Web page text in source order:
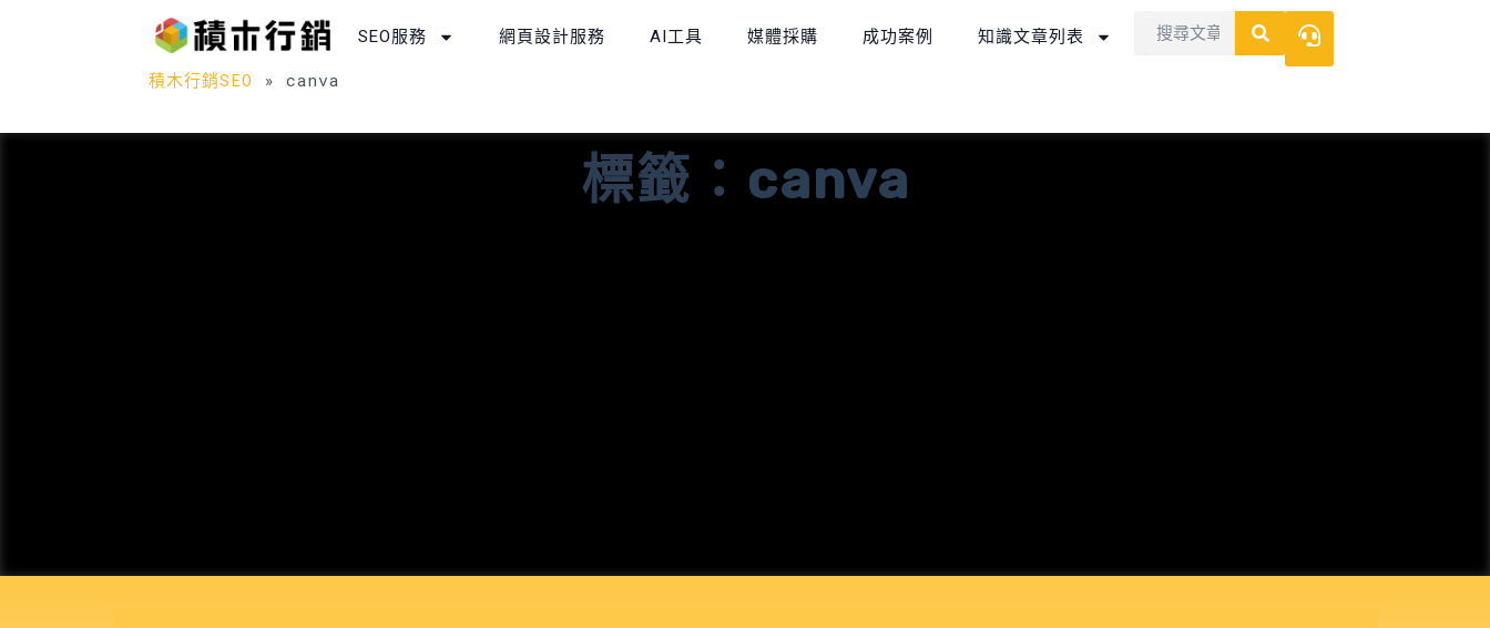
SEO服務 網頁設計服務 AI工具 媒體採購 成功案例 知識文章列表
Search Search
積木行銷SEO »canva
標籤：canva